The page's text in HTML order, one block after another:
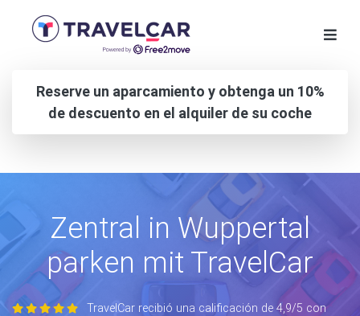
Reserve un aparcamiento y obtenga un 10%
de descuento en el alquiler de su coche
Zentral in Wuppertal
parken mit TravelCar
TravelCar recibió una calificación de 4,9/5 con